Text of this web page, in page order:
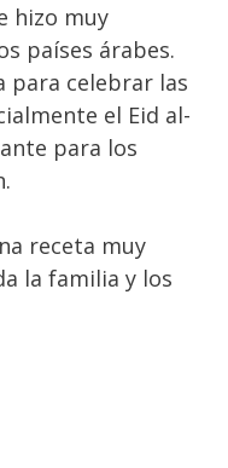
hizo muy
países árabes.
para celebrar las
el Eid al-
para los
receta muy
la familia y los